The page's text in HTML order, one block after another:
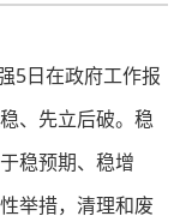
5日在政府工作报
、先立后破。稳
稳预期、稳增
举措，清理和废